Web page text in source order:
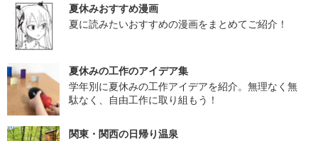
夏休みおすすめ漫画
夏に読みたいおすすめの漫画をまとめてご紹介！
夏休みの工作のアイデア集
学年別に夏休みの工作アイデアを紹介。無理なく無
駄なく、自由工作に取り組もう！
関東・関西の日帰り温泉